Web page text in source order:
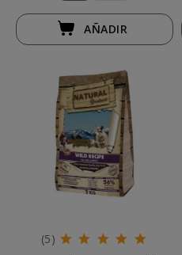
AÑADIR
(5)